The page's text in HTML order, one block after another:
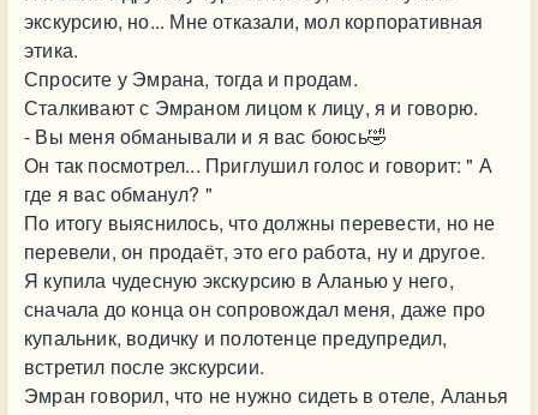
экскурсию, но... Мне отказали, мол корпоративная
этика.
Спросите у Эмрана, тогда и продам.
Сталкивают с Эмраном лицом к лицу, я и говорю.
- Вы меня обманывали и я вас боюсь🤣
Он так посмотрел... Приглушил голос и говорит: " А
где я вас обманул? "
По итогу выяснилось, что должны перевести, но не
перевели, он продаёт, это его работа, ну и другое.
Я купила чудесную экскурсию в Аланью у него,
сначала до конца он сопровождал меня, даже про
купальник, водичку и полотенце предупредил,
встретил после экскурсии.
Эмран говорил, что не нужно сидеть в отеле, Аланья